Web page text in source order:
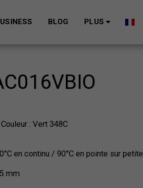
BLOG PLUS
: Vert 348C
en continu / 90°C en pointe sur petite
mm